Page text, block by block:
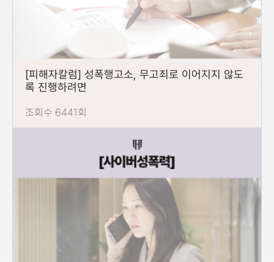
[피해자칼럼] 성폭행고소, 무고죄로 이어지지 않도
록 진행하려면
조회수 6441회